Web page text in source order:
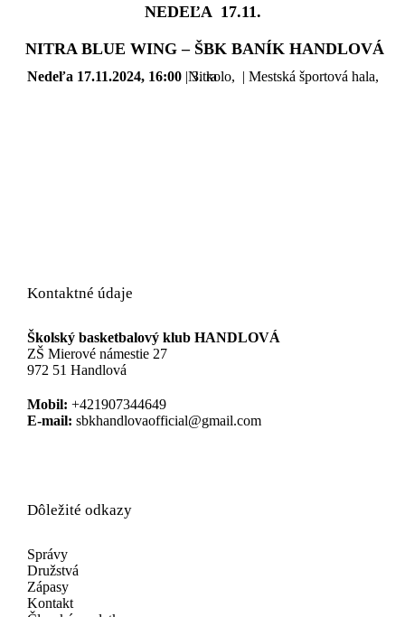
NEDEĽA 17.11.
NITRA BLUE WING – ŠBK BANÍK HANDLOVÁ
Nedeľa 17.11.2024, 16:00 | 3. kolo, | Mestská športová hala, Nitra
Kontaktné údaje
Školský basketbalový klub HANDLOVÁ
ZŠ Mierové námestie 27
972 51 Handlová
Mobil: +421907344649
E-mail: sbkhandlovaofficial@gmail.com
Dôležité odkazy
Správy
Družstvá
Zápasy
Kontakt